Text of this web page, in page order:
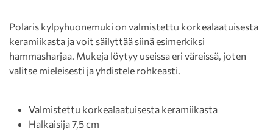
Polaris kylpyhuonemuki on valmistettu korkealaatuisesta
keramiikasta ja voit säilyttää siinä esimerkiksi
hammasharjaa. Mukeja löytyy useissa eri väreissä, joten
valitse mieleisesti ja yhdistele rohkeasti.
Valmistettu korkealaatuisesta keramiikasta
Halkaisija 7,5 cm